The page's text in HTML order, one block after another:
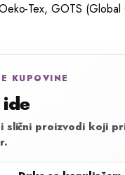
Tex, GOTS (Global
KUPOVINE
slični proizvodi koji